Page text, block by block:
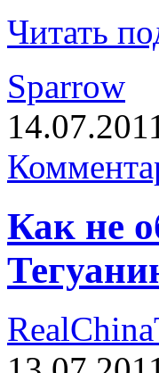
Читать
Sparrow
14.07.2011
Как не